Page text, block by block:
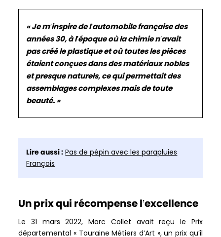
«Je m’inspire de l’automobile française des
années 30, à l’époque où la chimie n’avait
pas créé le plastique et où toutes les pièces
étaient conçues dans des matériaux nobles
et presque naturels, ce qui permettait des
assemblages complexes mais de toute
beauté. »
Lire aussi : Pas de pépin avec les parapluies
François
Un prix qui récompense l’excellence
Le 31 mars 2022, Marc Collet avait reçu le Prix
départemental « Touraine Métiers d’Art », un prix qu’il